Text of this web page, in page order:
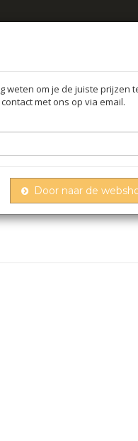
OLIE
weten om je de juiste prijzen
met ons op via email.
Door naar de